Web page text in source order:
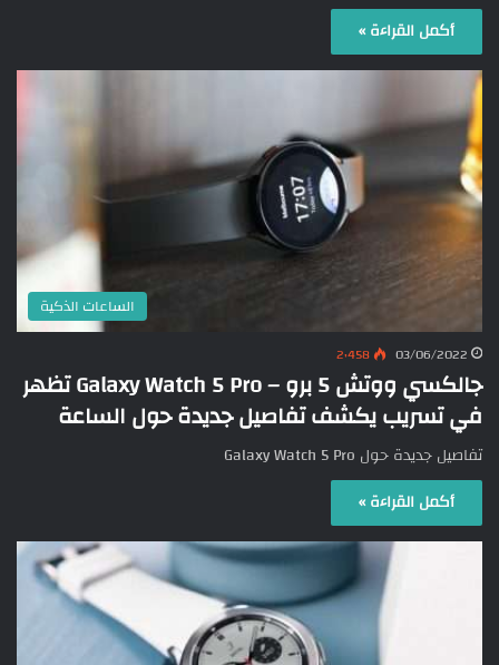
أكمل القراءة »
الساعات الذكية
03/06/2022 2٬458
جالكسي ووتش 5 برو – Galaxy Watch 5 Pro تظهر
في تسريب يكشف تفاصيل جديدة حول الساعة
تفاصيل جديدة حول Galaxy Watch 5 Pro
أكمل القراءة »